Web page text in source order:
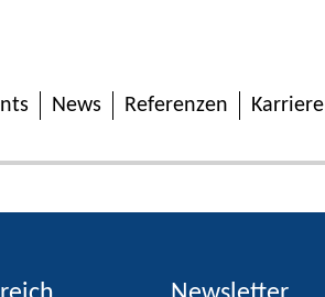
News Referenzen Karriere